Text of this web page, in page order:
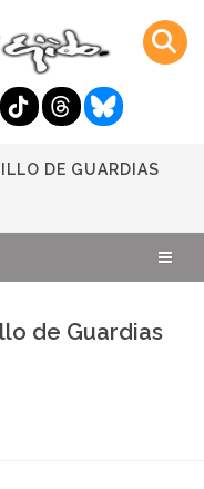
DE GUARDIAS
de Guardias